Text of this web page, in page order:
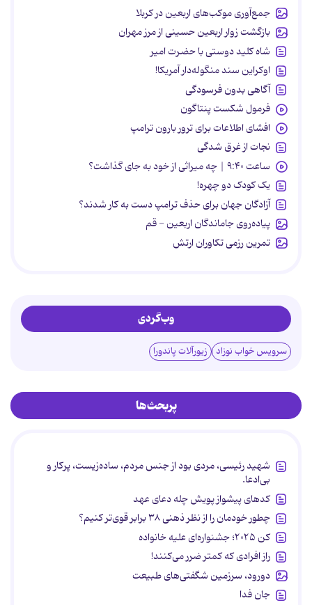
جمع‌آوری موکب‌های اربعین در کربلا
بازگشت زوار اربعین حسینی از مرز مهران
شاه کلید دوستی با حضرت امیر
اوکراین سند منگوله‌دار آمریکا!
آگاهی بدون فرسودگی
فرمول شکست پنتاگون
افشای اطلاعات برای ترور بارون ترامپ
نجات از غرق شدگی
ساعت ۹:۴۰ | چه میراثی از خود به جای گذاشت؟
یک کودک دو چهره!
آزادگان جهان برای حذف ترامپ دست به کار شدند؟
پیاده‌روی جاماندگان اربعین - قم
تمرین رزمی تکاوران ارتش
وب‌گردی
سرویس خواب نوزاد زیورآلات پاندورا
پربحث‌ها
شهید رئیسی، مردی بود از جنس مردم، ساده‌زیست، پرکار و
بی‌ادعا.
کدهای پیشواز پویش چله دعای عهد
چطور خودمان را از نظر ذهنی ۳۸ برابر قوی‌تر کنیم؟
کن ۲۰۲۵؛ جشنواره‌ای علیه خانواده
راز افرادی که کمتر ضرر می‌کنند!
دورود، سرزمین شگفتی‌های طبیعت
جان فدا